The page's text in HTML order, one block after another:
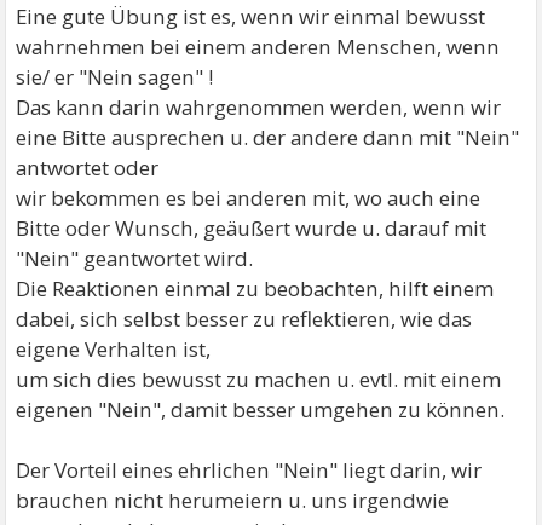
Eine gute Übung ist es, wenn wir einmal bewusst
wahrnehmen bei einem anderen Menschen, wenn
sie/ er "Nein sagen" !
Das kann darin wahrgenommen werden, wenn wir
eine Bitte ausprechen u. der andere dann mit "Nein"
antwortet oder
wir bekommen es bei anderen mit, wo auch eine
Bitte oder Wunsch, geäußert wurde u. darauf mit
"Nein" geantwortet wird.
Die Reaktionen einmal zu beobachten, hilft einem
dabei, sich selbst besser zu reflektieren, wie das
eigene Verhalten ist,
um sich dies bewusst zu machen u. evtl. mit einem
eigenen "Nein", damit besser umgehen zu können.
Der Vorteil eines ehrlichen "Nein" liegt darin, wir
brauchen nicht herumeiern u. uns irgendwie